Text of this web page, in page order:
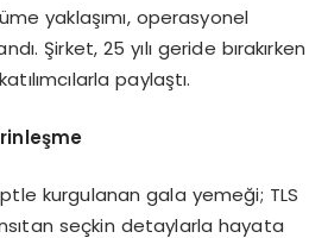
yaklaşımı, operasyonel
Şirket, 25 yılı geride bırakırken
paylaştı.
kurgulanan gala yemeği; TLS
seçkin detaylarla hayata